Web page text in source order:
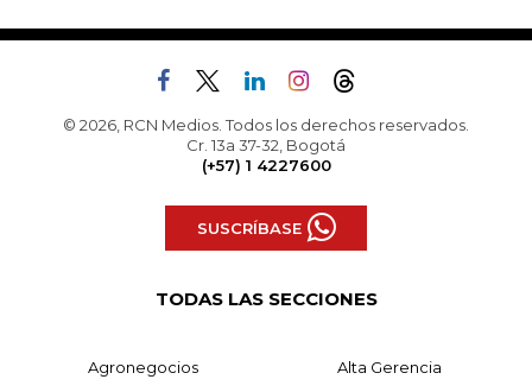
© 2026, RCN Medios. Todos los derechos reservados.
Cr. 13a 37-32, Bogotá
(+57) 1 4227600
SUSCRÍBASE
TODAS LAS SECCIONES
Agronegocios Alta Gerencia